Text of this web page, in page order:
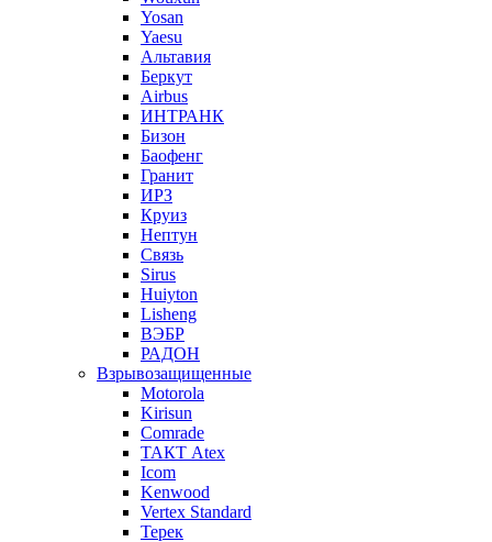
Yosan
Yaesu
Альтавия
Беркут
Airbus
ИНТРАНК
Бизон
Баофенг
Гранит
ИРЗ
Круиз
Нептун
Связь
Sirus
Huiyton
Lisheng
ВЭБР
РАДОН
Взрывозащищенные
Motorola
Kirisun
Comrade
ТАКТ Atex
Icom
Kenwood
Vertex Standard
Терек